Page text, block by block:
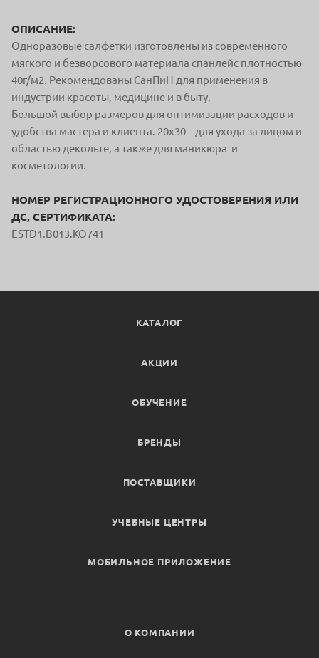
ОПИСАНИЕ:
Одноразовые салфетки изготовлены из современного
мягкого и безворсового материала спанлейс плотностью
40г/м2. Рекомендованы СанПиН для применения в
индустрии красоты, медицине и в быту.
Большой выбор размеров для оптимизации расходов и
удобства мастера и клиента. 20х30 – для ухода за лицом и
областью декольте, а также для маникюра и
косметологии.
НОМЕР РЕГИСТРАЦИОННОГО УДОСТОВЕРЕНИЯ ИЛИ
ДС, СЕРТИФИКАТА:
ESTD1.B013.KO741
КАТАЛОГ
АКЦИИ
ОБУЧЕНИЕ
БРЕНДЫ
ПОСТАВЩИКИ
УЧЕБНЫЕ ЦЕНТРЫ
МОБИЛЬНОЕ ПРИЛОЖЕНИЕ
О КОМПАНИИ